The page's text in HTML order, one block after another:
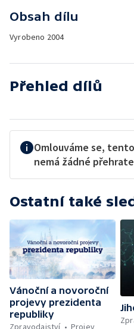
Obsah dílu
Vyrobeno 2004
Přehled dílů
Omlouváme se,
nemá žádné
Ostatní také
Vánoční a novoroční
projevy prezidenta
republiky
Zpravodajství
Projev